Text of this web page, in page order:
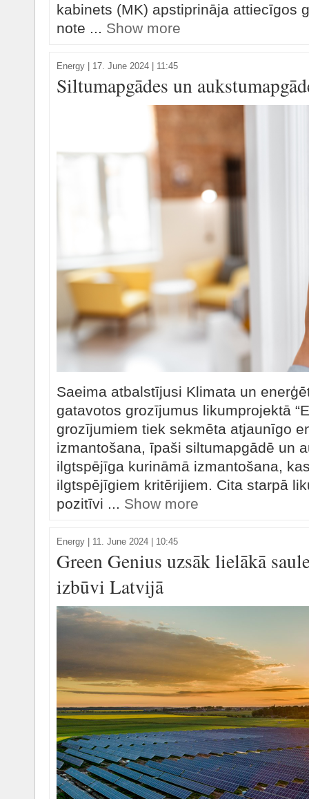
kabinets (MK) apstiprināja attiecīgos
note ... Show more
Energy 17. June 2024 | 11:45
Siltumapgādes un
Saeima atbalstījusi Klimata un
gatavotos grozījumus likumprojektā
grozījumiem tiek sekmēta atjaunīgo
izmantošana, īpaši siltumapgādē un
ilgtspējīga kurināmā izmantošana,
ilgtspējīgiem kritērijiem. Cita starpā
pozitīvi ... Show more
Energy 11. June 2024 | 10:45
Green Genius uzsāk lielākā
izbūvi Latvijā